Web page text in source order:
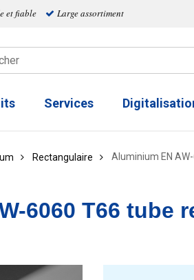
et fiable Large assortiment
Services
Rectangulaire Aluminium EN
6060 T66 tube